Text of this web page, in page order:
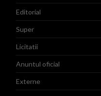
Editorial
Super
Licitatii
Anuntul oficial
Externe